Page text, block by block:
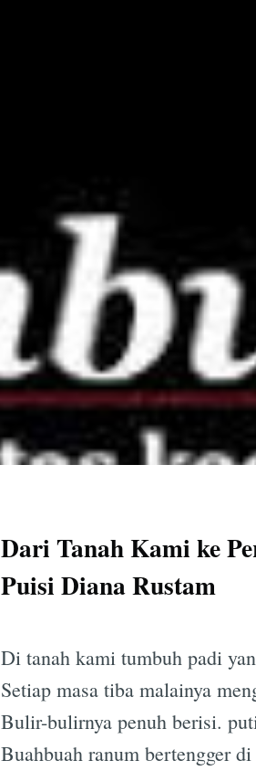
Dari Tanah Kami ke
Puisi Diana Rustam
Di tanah kami tumbuh padi
Setiap masa tiba malainya
Bulir-bulirnya penuh berisi.
Buahbuah ranum bertengger